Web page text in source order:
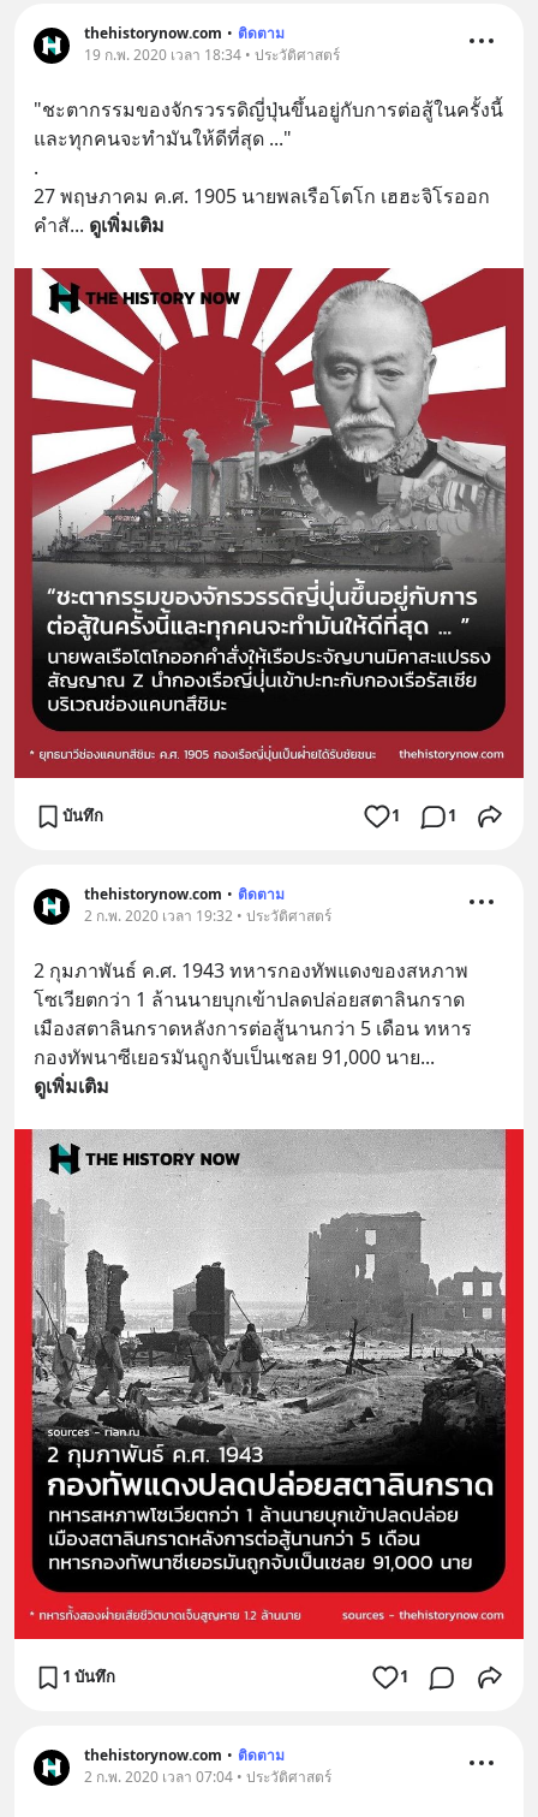
thehistorynow.com • ติดตาม
19 ก.พ. 2020 เวลา 18:34 • ประวัติศาสตร์
"ชะตากรรมของจักรวรรดิญี่ปุ่นขึ้นอยู่กับการต่อสู้ในครั้งนี้
และทุกคนจะทำมันให้ดีที่สุด ..."
.
27 พฤษภาคม ค.ศ. 1905 นายพลเรือโตโก เฮฮะจิโรออก
คำสั... ดูเพิ่มเติม
บันทึก 1 1
thehistorynow.com • ติดตาม
2 ก.พ. 2020 เวลา 19:32 • ประวัติศาสตร์
2 กุมภาพันธ์ ค.ศ. 1943 ทหารกองทัพแดงของสหภาพ
โซเวียตกว่า 1 ล้านนายบุกเข้าปลดปล่อยสตาลินกราด
เมืองสตาลินกราดหลังการต่อสู้นานกว่า 5 เดือน ทหาร
กองทัพนาซีเยอรมันถูกจับเป็นเชลย 91,000 นาย...
ดูเพิ่มเติม
1 บันทึก 1
thehistorynow.com • ติดตาม
2 ก.พ. 2020 เวลา 07:04 • ประวัติศาสตร์